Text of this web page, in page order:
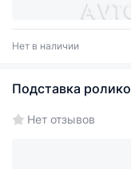
Нет в наличии
Подставка
Нет отзывов